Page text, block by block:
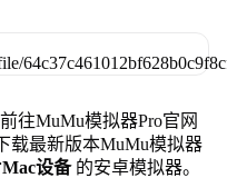
往MuMu模拟器Pro官网
载最新版本MuMu模拟器
设备 的安卓模拟器。